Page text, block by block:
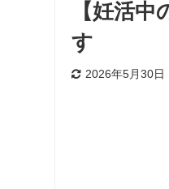
【妊活
す
2026年5月30日